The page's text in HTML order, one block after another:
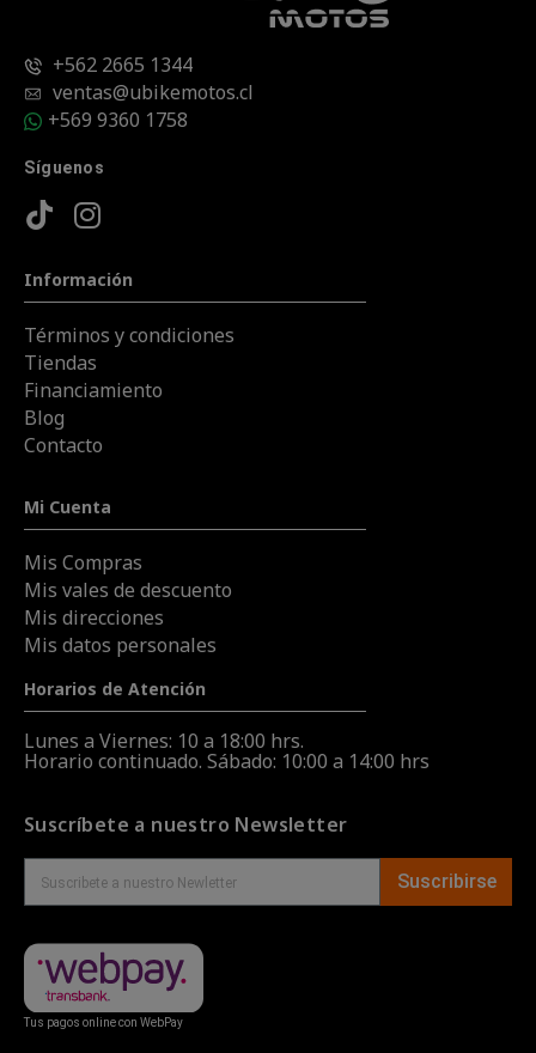
+562 2665 1344
ventas@ubikemotos.cl
+569 9360 1758
Síguenos
Información
Términos y condiciones
Tiendas
Financiamiento
Blog
Contacto
Mi Cuenta
Mis Compras
Mis vales de descuento
Mis direcciones
Mis datos personales
Horarios de Atención
Lunes a Viernes: 10 a 18:00 hrs.
Horario continuado. Sábado: 10:00 a 14:00 hrs
Suscríbete a nuestro Newsletter
Suscribirse
Tus pagos online con WebPay